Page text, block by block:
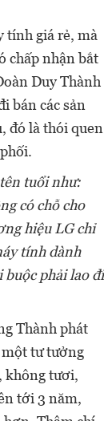
tính giá rẻ, mà
chấp nhận bắt
Duy Thành
bán các sản
đó là thói quen
tuổi như:
có chỗ cho
hiệu LG chỉ
tính dành
buộc phải lao đi
Thành phát
một tư tưởng
không tươi,
tới 3 năm,